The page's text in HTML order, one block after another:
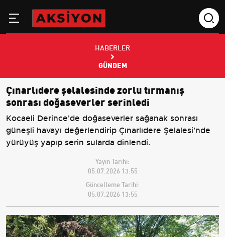
HABERLER
GÜNDEM
Çınarlıdere şelalesinde zorlu tırmanış
sonrası doğaseverler serinledi
Kocaeli Derince'de doğaseverler sağanak sonrası
güneşli havayı değerlendirip Çınarlıdere Şelalesi'nde
yürüyüş yapıp serin sularda dinlendi.
Yayın Tarihi:
05.07.2026 13:55
Güncelleme Tarihi:
05.07.2026 13:55